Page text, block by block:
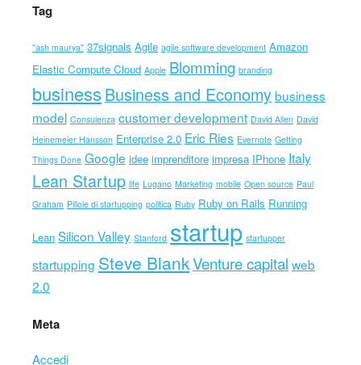
Tag
"ash maurya" 37signals Agile agile software development Amazon
Elastic Compute Cloud Apple Blomming branding
business Business and Economybusiness
model Consulenza customer development David Allen David
Heinemeier Hansson Enterprise 2.0 Eric Ries Evernote Getting
Things Done Google idee imprenditore impresa IPhone Italy
Lean Startup life Lugano Marketing mobile Open source Paul
Graham Pillole di startupping politica Ruby Ruby on Rails Running
Lean Silicon Valley Stanford startup startupper
startupping Steve BlankVenture capital web
2.0
Meta
Accedi